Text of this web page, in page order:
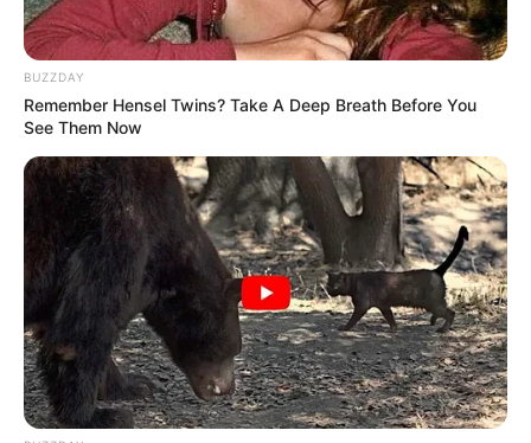
The Chapel Of Sound Amphitheater - Architectural
Marvels
BRAINBERRIES
Why everything you thought you knew about water
might be wrong
BUZZDAY
Remember Hensel Twins? Take A Deep Breath Before You
See Them Now